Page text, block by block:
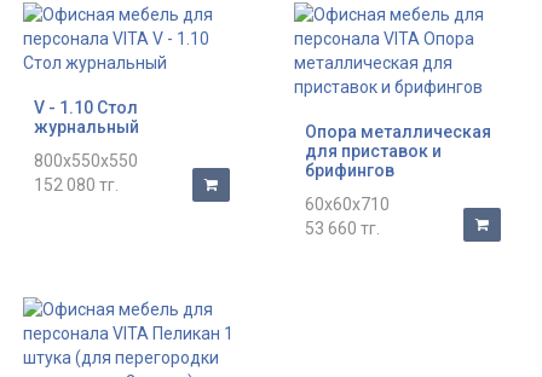
V - 1.10 Стол
журнальный
800x550x550
152 080 тг.
Опора металлическая
для приставок и
брифингов
60x60x710
53 660 тг.